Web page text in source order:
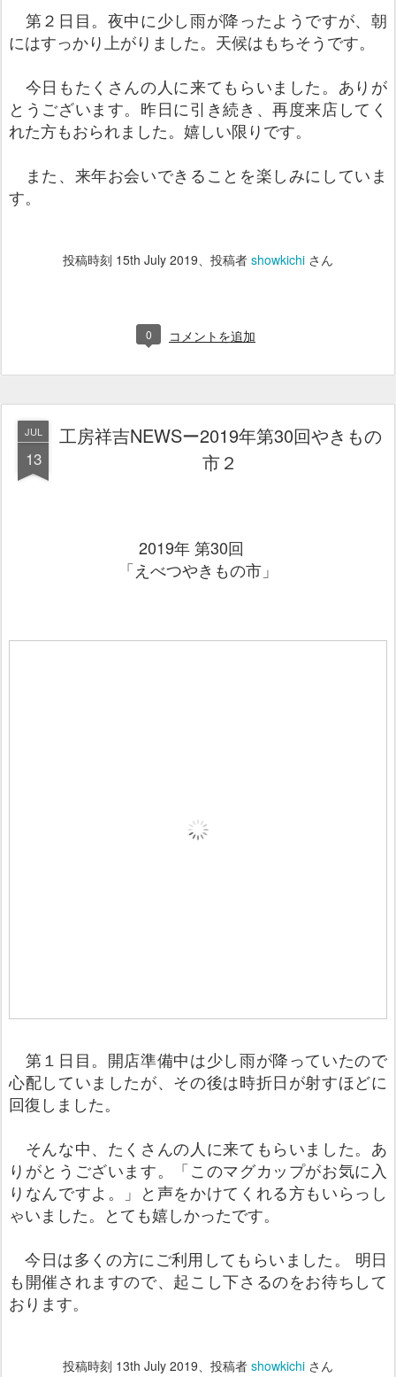
第２日目。夜中に少し雨が降ったようですが、朝
にはすっかり上がりました。天候はもちそうです。
今日もたくさんの人に来てもらいました。ありが
とうございます。昨日に引き続き、再度来店してく
れた方もおられました。嬉しい限りです。
また、来年お会いできることを楽しみにしていま
す。
投稿時刻 15th July 2019、投稿者 showkichi さん
0 コメントを追加
JUL
13
工房祥吉NEWSー2019年第30回やきもの
市２
2019年 第30回
「えべつやきもの市」
第１日目。開店準備中は少し雨が降っていたので
心配していましたが、その後は時折日が射すほどに
回復しました。
そんな中、たくさんの人に来てもらいました。あ
りがとうございます。「このマグカップがお気に入
りなんですよ。」と声をかけてくれる方もいらっし
ゃいました。とても嬉しかったです。
今日は多くの方にご利用してもらいました。 明日
も開催されますので、起こし下さるのをお待ちして
おります。
投稿時刻 13th July 2019、投稿者 showkichi さん